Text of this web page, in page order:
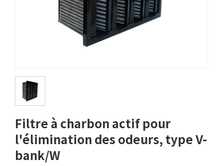
Filtre à charbon actif pour
l'élimination des odeurs, type V-
bank/W